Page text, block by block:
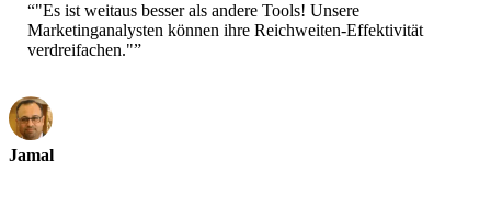
“"Es ist weitaus besser als andere Tools! Unsere
Marketinganalysten können ihre Reichweiten-Effektivität
verdreifachen."”
Jamal